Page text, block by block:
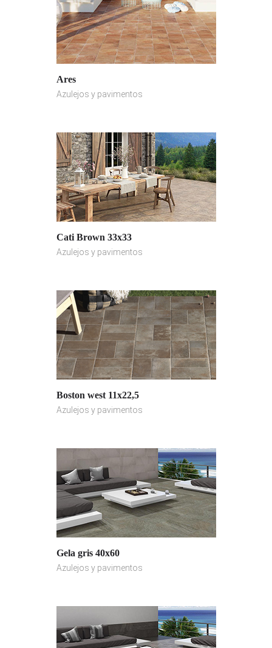
Ares
Azulejos y pavimentos
Cati Brown 33x33
Azulejos y pavimentos
Boston west 11x22,5
Azulejos y pavimentos
Gela gris 40x60
Azulejos y pavimentos